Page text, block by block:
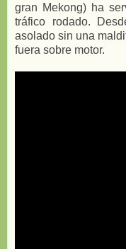
gran Mekong) ha
tráfico rodado.
asolado sin una
fuera sobre motor.